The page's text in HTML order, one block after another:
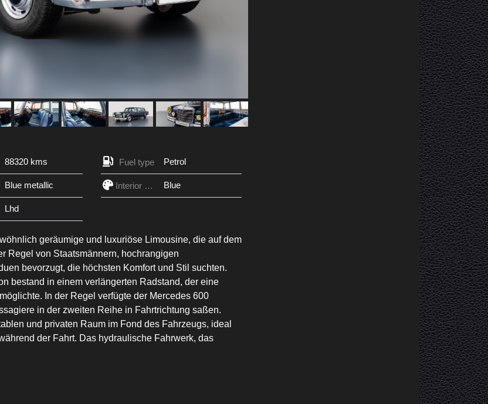
88320 kms Fuel type Petrol
Blue metallic Interior Color Blue
Lhd
geräumige und luxuriöse Limousine, die auf dem
Regel von Staatsmännern, hochrangigen
bevorzugt, die höchsten Komfort und Stil suchten.
bestand in einem verlängerten Radstand, der eine
In der Regel verfügte der Mercedes 600
in der zweiten Reihe in Fahrtrichtung saßen.
und privaten Raum im Fond des Fahrzeugs, ideal
der Fahrt. Das hydraulische Fahrwerk, das